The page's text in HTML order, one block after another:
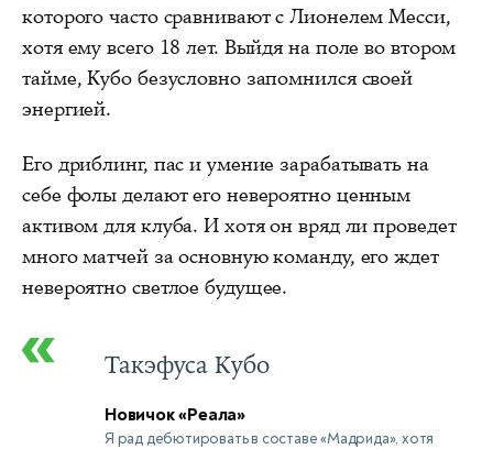
которого часто сравнивают с Лионелем Месси,
хотя ему всего 18 лет. Выйдя на поле во втором
тайме, Кубо безусловно запомнился своей
энергией.
Его дриблинг, пас и умение зарабатывать на
себе фолы делают его невероятно ценным
активом для клуба. И хотя он вряд ли проведет
много матчей за основную команду, его ждет
невероятно светлое будущее.
Такэфуса Кубо
Новичок «Реала»
Я рад дебютировать в составе «Мадрида», хотя